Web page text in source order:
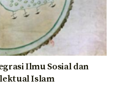
Ilmu Sosial dan
Islam